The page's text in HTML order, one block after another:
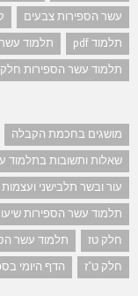
עשר הספירות צבעים
תלמוד pdf
תלמוד
תלמוד עשר הספירות
מושגים בחכמת הקבלה
שאלות ותשובות בתלמוד
עור ובשר תלבישני ועצמות
תלמוד עשר הספירות
חלק טז
תלמוד עשר
חלק ט"ז
הדף היומי